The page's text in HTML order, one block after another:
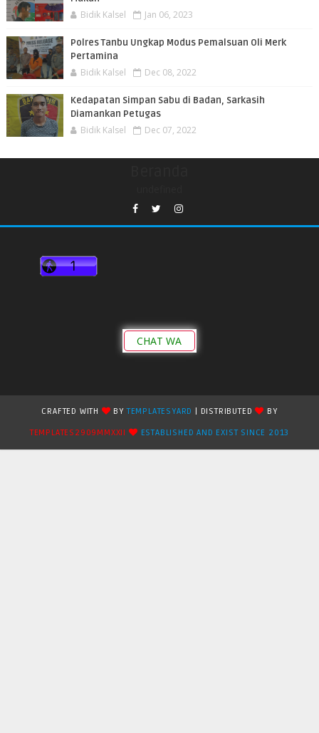
Bidik Kalsel Jan 06, 2023
Polres Tanbu Ungkap Modus Pemalsuan Oli Merk
Pertamina
Bidik Kalsel Dec 08, 2022
Kedapatan Simpan Sabu di Badan, Sarkasih
Diamankan Petugas
Bidik Kalsel Dec 07, 2022
CHAT WA
CRAFTED WITH BYTEMPLATESYARD | DISTRIBUTED
BY
TEMPLATES2909MMXXII
ESTABLISHED AND EXIST SINCE 2013